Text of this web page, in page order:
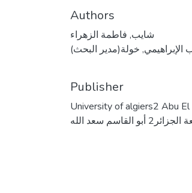
Authors
شايب, فاطمة الزهراء
الإبراهيمي, خولة(مدير البحث)
Publisher
University of algiers2 Abu El
أبو القاسم سعد الله